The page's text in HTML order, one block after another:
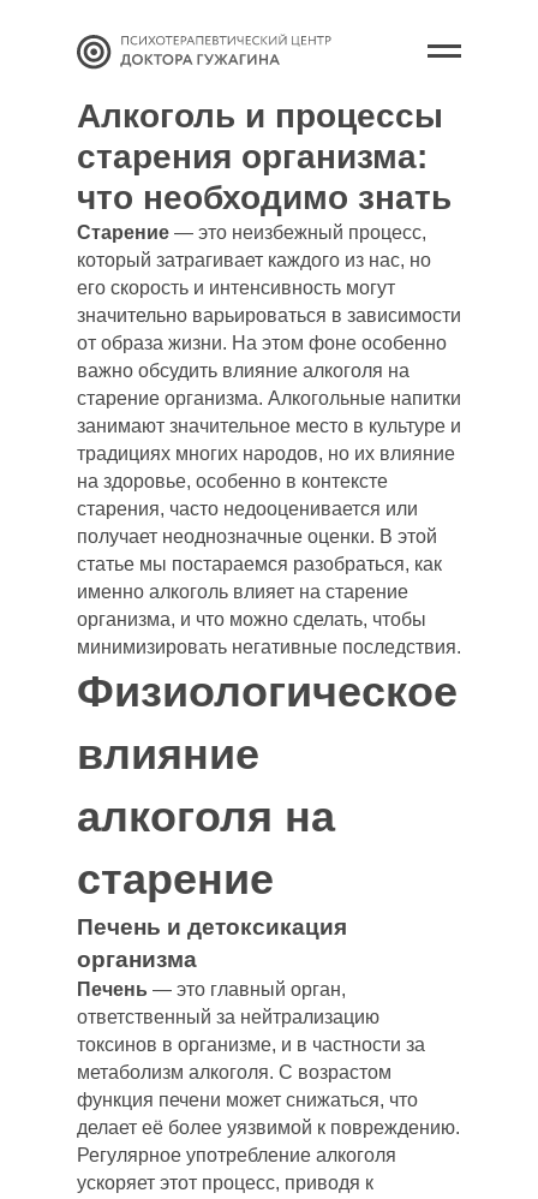
Алкоголь и процессы
старения организма:
что необходимо знать
Старение — это неизбежный процесс,
который затрагивает каждого из нас, но
его скорость и интенсивность могут
значительно варьироваться в зависимости
от образа жизни. На этом фоне особенно
важно обсудить влияние алкоголя на
старение организма. Алкогольные напитки
занимают значительное место в культуре и
традициях многих народов, но их влияние
на здоровье, особенно в контексте
старения, часто недооценивается или
получает неоднозначные оценки. В этой
статье мы постараемся разобраться, как
именно алкоголь влияет на старение
организма, и что можно сделать, чтобы
минимизировать негативные последствия.
Физиологическое
влияние
алкоголя на
старение
Печень и детоксикация
организма
Печень — это главный орган,
ответственный за нейтрализацию
токсинов в организме, и в частности за
метаболизм алкоголя. С возрастом
функция печени может снижаться, что
делает её более уязвимой к повреждению.
Регулярное употребление алкоголя
ускоряет этот процесс, приводя к